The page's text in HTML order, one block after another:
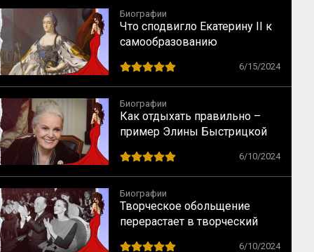
Биографии
Что сподвигло Екатерину II к
самообразованию
6/15/2024
Биографии
Как отдыхать правильно –
пример Элины Быстрицкой
6/10/2024
Биографии
Творческое обольщение
перерастает в творческий
6/10/2024